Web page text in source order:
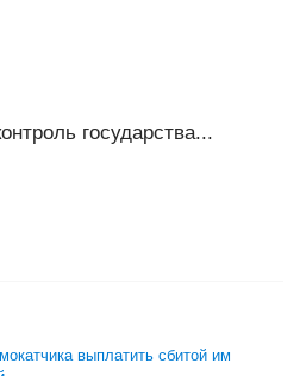
государства...
выплатить сбитой им